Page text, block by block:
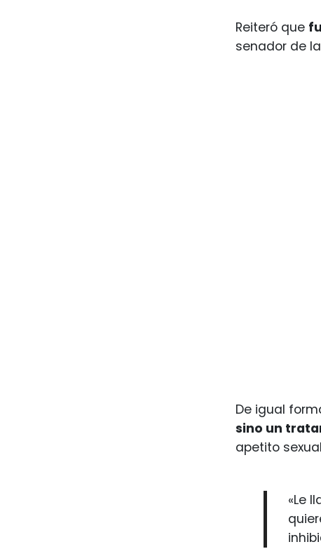
Reiteró que
senador de
De igual
sino un
apetito
«Le